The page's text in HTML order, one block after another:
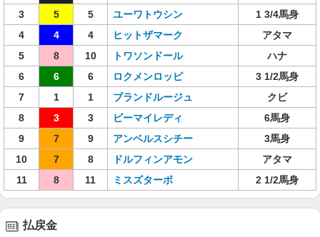
3
5 5 ユーワトウシン
1 3/4馬身
4
4 4 ヒットザマーク
アタマ
5
8 10 トワソンドール
ハナ
6
6 6 ロクメンロッピ
3 1/2馬身
7
1 1 ブランドルージュ
クビ
8
3 3 ビーマイレディ
6馬身
9
7 9 アンベルスシチー
3馬身
10
7 8 ドルフィンアモン
アタマ
11
8 11 ミスズターボ 2 1/2馬身
払戻金